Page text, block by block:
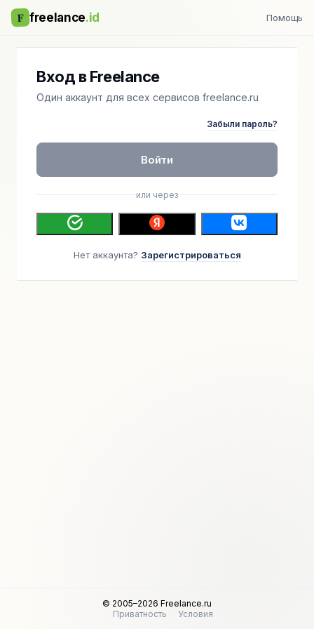
F freelance.id Помощь
Вход в Freelance
Один аккаунт для всех сервисов freelance.ru
Забыли пароль?
Войти
или через
Нет аккаунта? Зарегистрироваться
© 2005–2026 Freelance.ru
Приватность
Условия